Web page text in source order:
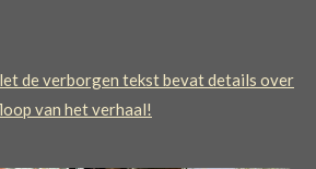
de verborgen tekst bevat details over
van het verhaal!